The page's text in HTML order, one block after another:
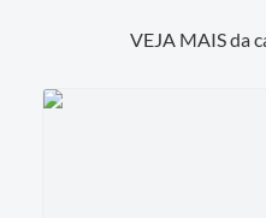
VEJA MAIS da